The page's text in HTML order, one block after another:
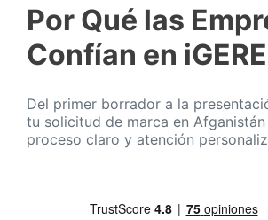
Por Qué las
Confían en
Del primer borrador a la
tu solicitud de marca en
proceso claro y atención